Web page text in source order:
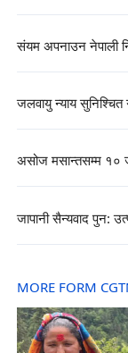
संयम अपनाउन नेपाली
जलवायु न्याय सुनिश्चित
असोज मसान्तसम्म १०
जापानी सैन्यवाद पुन:
MORE FORM